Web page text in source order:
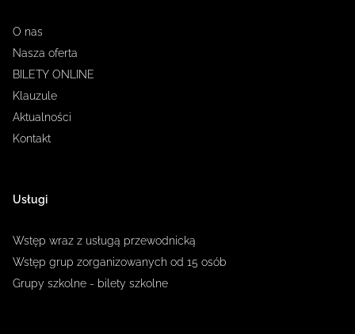
Usługi
Wstęp wraz z usługą przewodnicką
Wstęp grup zorganizowanych od 15 osób
Grupy szkolne - bilety szkolne
O nas
Nasza oferta
BILETY ONLINE
Klauzule
Aktualności
Kontakt